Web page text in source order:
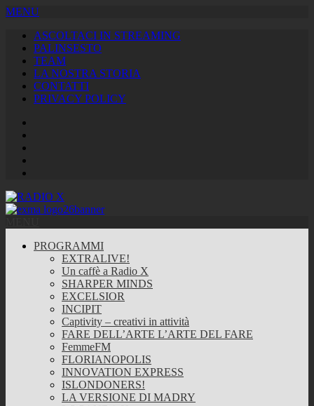
MENU
ASCOLTACI IN STREAMING
PALINSESTO
TEAM
LA NOSTRA STORIA
CONTATTI
PRIVACY POLICY
PROGRAMMI
EXTRALIVE!
Un caffè a Radio X
SHARPER MINDS
EXCELSIOR
INCIPIT
Captivity – creativi in attività
FARE DELL’ARTE L’ARTE DEL FARE
FemmeFM
FLORIANOPOLIS
INNOVATION EXPRESS
ISLONDONERS!
LA VERSIONE DI MADRY